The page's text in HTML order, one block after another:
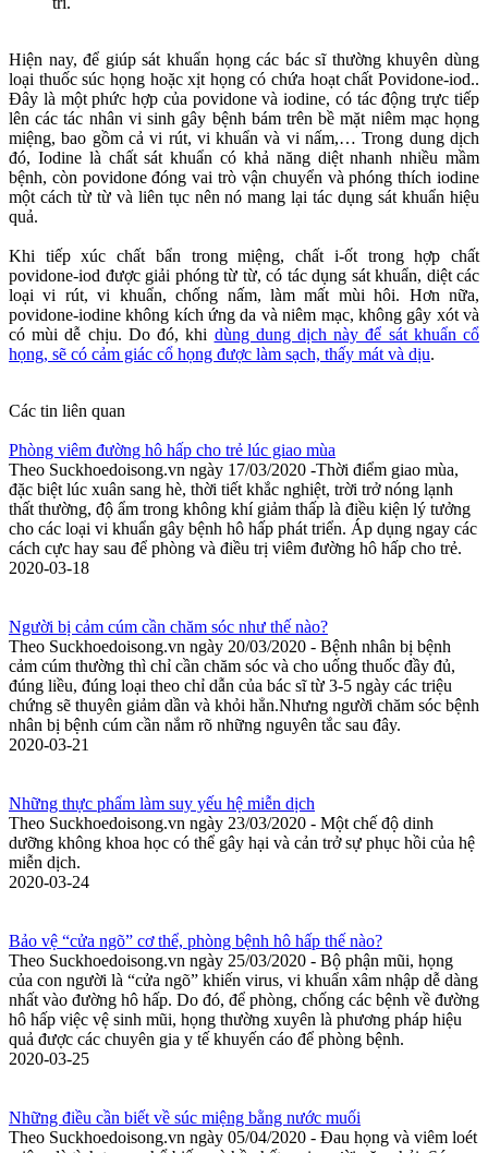
Hiện nay, để giúp sát khuẩn họng các bác sĩ thường khuyên dùng
loại thuốc súc họng hoặc xịt họng có chứa hoạt chất Povidone-iod..
Đây là một phức hợp của povidone và iodine, có tác động trực tiếp
lên các tác nhân vi sinh gây bệnh bám trên bề mặt niêm mạc họng
miệng, bao gồm cả vi rút, vi khuẩn và vi nấm,… Trong dung dịch
đó, Iodine là chất sát khuẩn có khả năng diệt nhanh nhiều mầm
bệnh, còn povidone đóng vai trò vận chuyển và phóng thích iodine
một cách từ từ và liên tục nên nó mang lại tác dụng sát khuẩn hiệu
quả.
Khi tiếp xúc chất bẩn trong miệng, chất i-ốt trong hợp chất
povidone-iod được giải phóng từ từ, có tác dụng sát khuẩn, diệt các
loại vi rút, vi khuẩn, chống nấm, làm mất mùi hôi. Hơn nữa,
povidone-iodine không kích ứng da và niêm mạc, không gây xót và
có mùi dễ chịu. Do đó, khi dùng dung dịch này để sát khuẩn cổ
họng, sẽ có cảm giác cổ họng được làm sạch, thấy mát và dịu.
Các tin liên quan
Phòng viêm đường hô hấp cho trẻ lúc giao mùa
Theo Suckhoedoisong.vn ngày 17/03/2020 -Thời điểm giao mùa,
đặc biệt lúc xuân sang hè, thời tiết khắc nghiệt, trời trở nóng lạnh
thất thường, độ ẩm trong không khí giảm thấp là điều kiện lý tưởng
cho các loại vi khuẩn gây bệnh hô hấp phát triển. Áp dụng ngay các
cách cực hay sau để phòng và điều trị viêm đường hô hấp cho trẻ.
2020-03-18
Người bị cảm cúm cần chăm sóc như thế nào?
Theo Suckhoedoisong.vn ngày 20/03/2020 - Bệnh nhân bị bệnh
cảm cúm thường thì chỉ cần chăm sóc và cho uống thuốc đầy đủ,
đúng liều, đúng loại theo chỉ dẫn của bác sĩ từ 3-5 ngày các triệu
chứng sẽ thuyên giảm dần và khỏi hẳn.Nhưng người chăm sóc bệnh
nhân bị bệnh cúm cần nắm rõ những nguyên tắc sau đây.
2020-03-21
Những thực phẩm làm suy yếu hệ miễn dịch
Theo Suckhoedoisong.vn ngày 23/03/2020 - Một chế độ dinh
dưỡng không khoa học có thể gây hại và cản trở sự phục hồi của hệ
miễn dịch.
2020-03-24
Bảo vệ “cửa ngõ” cơ thể, phòng bệnh hô hấp thế nào?
Theo Suckhoedoisong.vn ngày 25/03/2020 - Bộ phận mũi, họng
của con người là “cửa ngõ” khiến virus, vi khuẩn xâm nhập dễ dàng
nhất vào đường hô hấp. Do đó, để phòng, chống các bệnh về đường
hô hấp việc vệ sinh mũi, họng thường xuyên là phương pháp hiệu
quả được các chuyên gia y tế khuyến cáo để phòng bệnh.
2020-03-25
Những điều cần biết về súc miệng bằng nước muối
Theo Suckhoedoisong.vn ngày 05/04/2020 - Đau họng và viêm loét